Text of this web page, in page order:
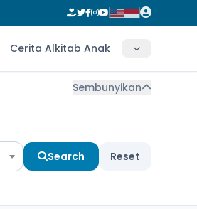
Cerita Alkitab Anak
Sembunyikan
Search Reset